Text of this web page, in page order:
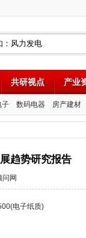
共研视点 产业
子 数码电器 房产建材
趋势研究报告
网
电子纸质)